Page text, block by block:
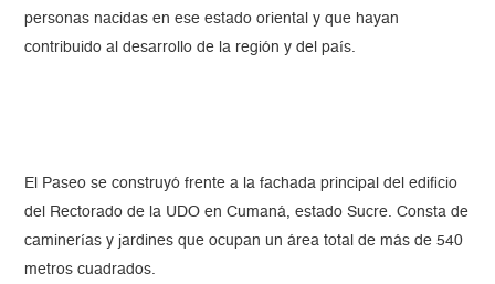
personas nacidas en ese estado oriental y que hayan
contribuido al desarrollo de la región y del país.
El Paseo se construyó frente a la fachada principal del edificio
del Rectorado de la UDO en Cumaná, estado Sucre. Consta de
caminerías y jardines que ocupan un área total de más de 540
metros cuadrados.